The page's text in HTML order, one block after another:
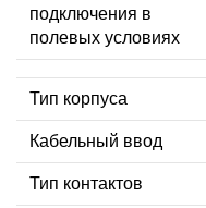
подключения в
полевых условиях
Тип корпуса
Кабельный ввод
Тип контактов